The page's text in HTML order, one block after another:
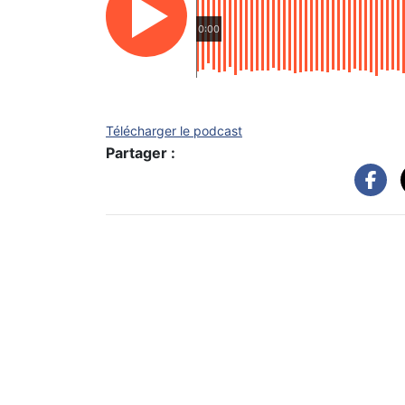
0:00
Télécharger le podcast
Partager :